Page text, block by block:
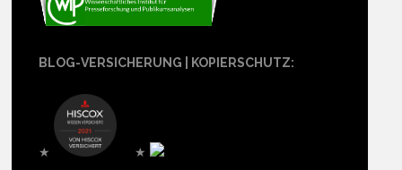
BLOG-VERSICHERUNG | KOPIERSCHUTZ:
★ ★